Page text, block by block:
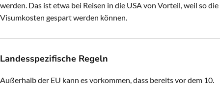
werden. Das ist etwa bei Reisen in die USA von Vorteil, weil so die
Visumkosten gespart werden können.
Landesspezifische Regeln
Außerhalb der EU kann es vorkommen, dass bereits vor dem 10.